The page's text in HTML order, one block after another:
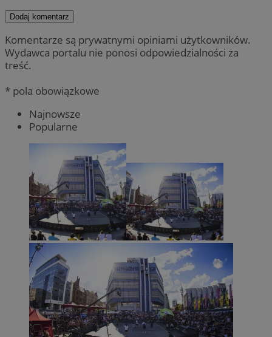
Dodaj komentarz
Komentarze są prywatnymi opiniami użytkowników.
Wydawca portalu nie ponosi odpowiedzialności za
treść.
* pola obowiązkowe
Najnowsze
Popularne